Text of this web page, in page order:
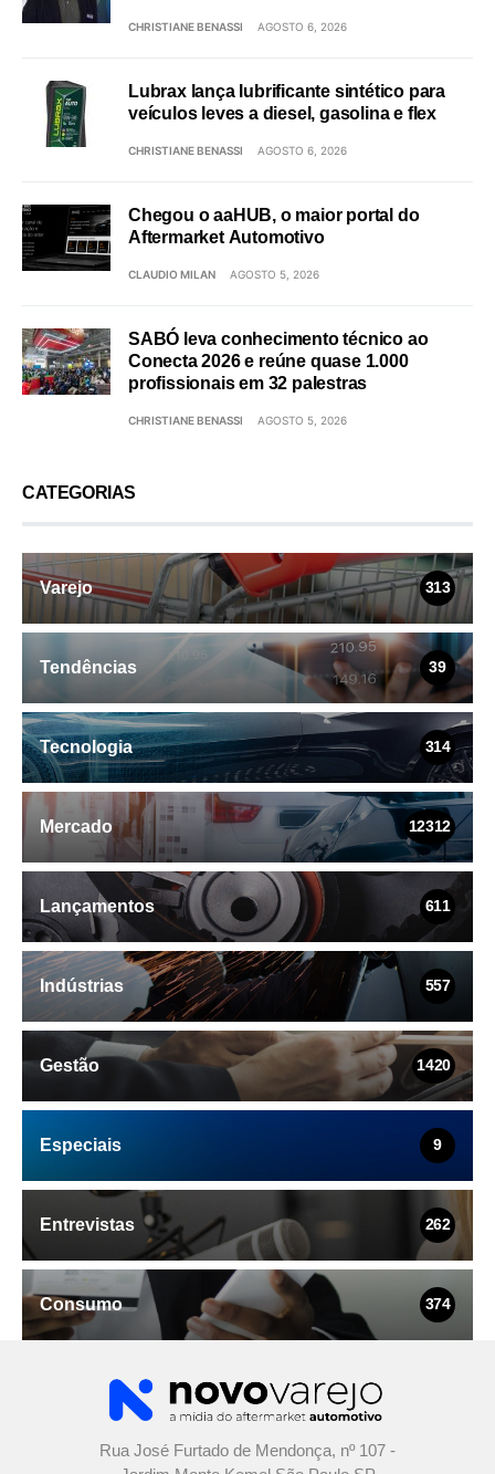
CHRISTIANE BENASSI AGOSTO 6, 2026
Lubrax lança lubrificante sintético para
veículos leves a diesel, gasolina e flex
CHRISTIANE BENASSI AGOSTO 6, 2026
Chegou o aaHUB, o maior portal do
Aftermarket Automotivo
CLAUDIO MILAN AGOSTO 5, 2026
SABÓ leva conhecimento técnico ao
Conecta 2026 e reúne quase 1.000
profissionais em 32 palestras
CHRISTIANE BENASSI AGOSTO 5, 2026
CATEGORIAS
Varejo 313
Tendências 39
Tecnologia 314
Mercado 12312
Lançamentos 611
Indústrias 557
Gestão 1420
Especiais 9
Entrevistas 262
Consumo 374
Rua José Furtado de Mendonça, nº 107 -